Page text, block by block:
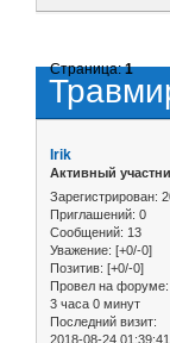
Страница:1
Irik
Активный
Зарегистрирован:
Приглашений: 0
Сообщений: 13
Уважение: [+0/-0]
Позитив: [+0/-0]
Провел на форуме:
3 часа 0 минут
Последний визит:
2018-08-24 01:39:41